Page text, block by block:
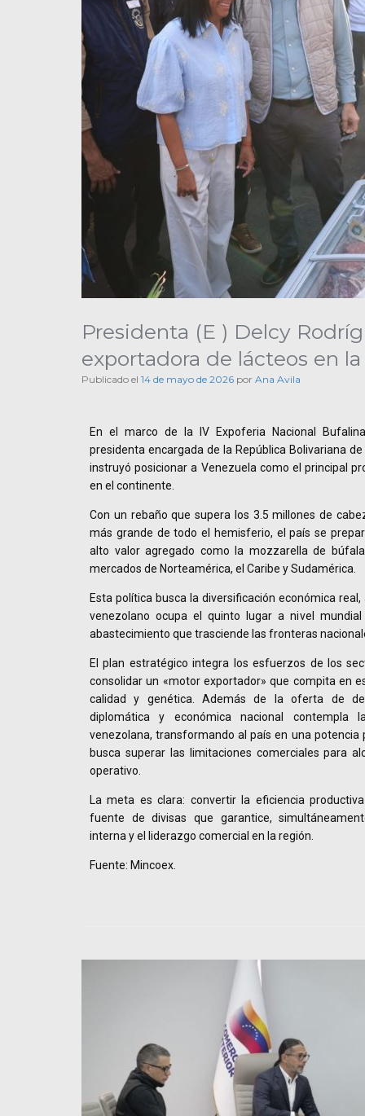
Presidenta (E ) Delcy
exportadora de lácteos en
Publicado el 14 de mayo de 2026 por Ana Avila
En el marco de la IV Expoferia Nacional
presidenta encargada de la República Bolivariana
instruyó posicionar a Venezuela como el principal
en el continente.
Con un rebaño que supera los 3.5 millones de
más grande de todo el hemisferio, el país se
alto valor agregado como la mozzarella de
mercados de Norteamérica, el Caribe y Sudamérica.
Esta política busca la diversificación económica
venezolano ocupa el quinto lugar a nivel
abastecimiento que trasciende las fronteras
El plan estratégico integra los esfuerzos de los
consolidar un «motor exportador» que compita en
calidad y genética. Además de la oferta de
diplomática y económica nacional contempla
venezolana, transformando al país en una potencia
busca superar las limitaciones comerciales para
operativo.
La meta es clara: convertir la eficiencia
fuente de divisas que garantice,
interna y el liderazgo comercial en la región.
Fuente: Mincoex.